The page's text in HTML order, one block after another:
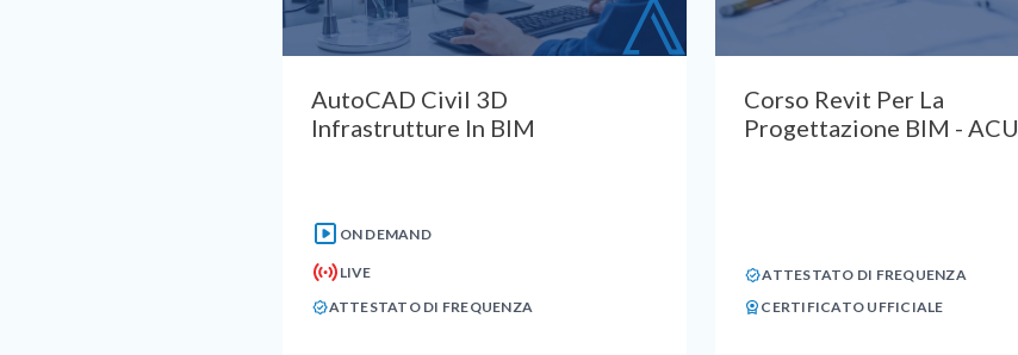
AutoCAD Civil 3D
Infrastrutture In BIM
ON DEMAND
LIVE
ATTESTATO DI FREQUENZA
Corso Revit Per La
Progettazione BIM - ACU
ATTESTATO DI FREQUENZA
CERTIFICATO UFFICIALE